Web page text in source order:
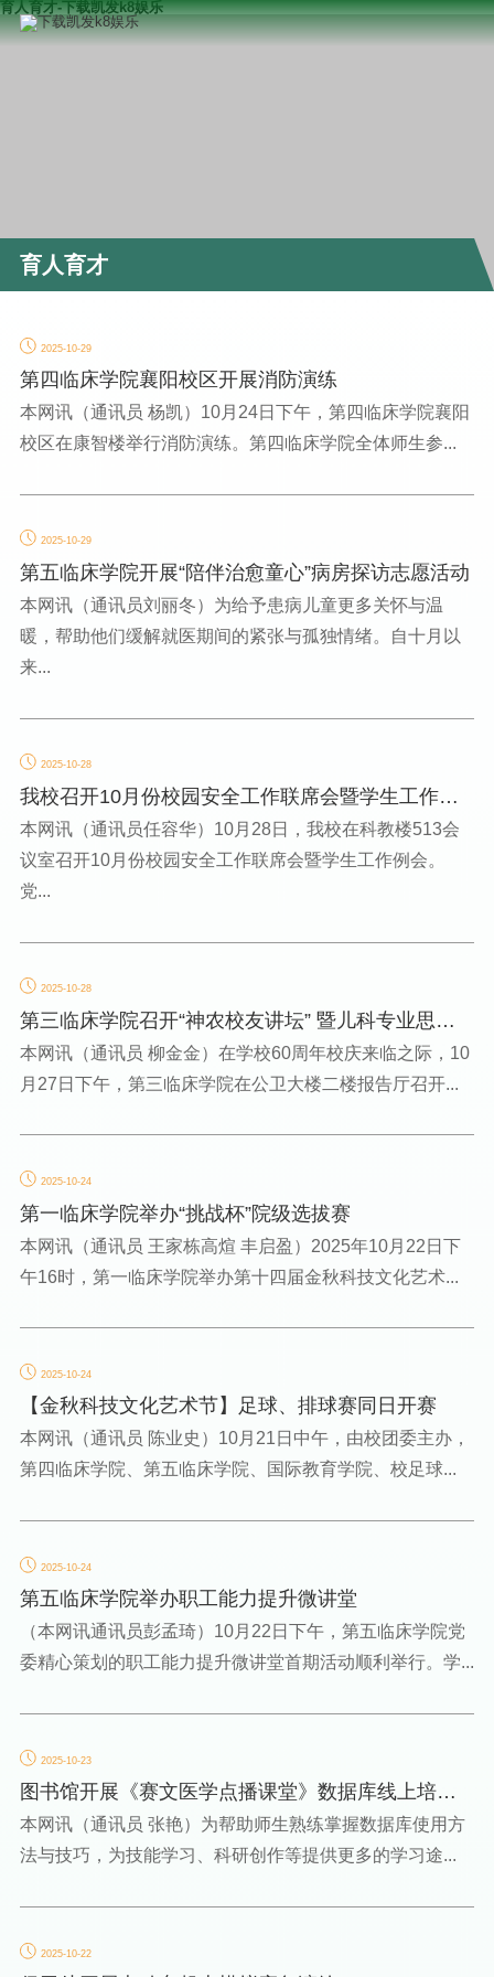
育人育才-下载凯发k8娱乐
育人育才
2025-10-29
第四临床学院襄阳校区开展消防演练
本网讯（通讯员 杨凯）10月24日下午，第四临床学院襄阳
校区在康智楼举行消防演练。第四临床学院全体师生参...
2025-10-29
第五临床学院开展“陪伴治愈童心”病房探访志愿活动
本网讯（通讯员刘丽冬）为给予患病儿童更多关怀与温
暖，帮助他们缓解就医期间的紧张与孤独情绪。自十月以
来...
2025-10-28
我校召开10月份校园安全工作联席会暨学生工作例
会
本网讯（通讯员任容华）10月28日，我校在科教楼513会
议室召开10月份校园安全工作联席会暨学生工作例会。
党...
2025-10-28
第三临床学院召开“神农校友讲坛” 暨儿科专业思想
教育大会
本网讯（通讯员 柳金金）在学校60周年校庆来临之际，10
月27日下午，第三临床学院在公卫大楼二楼报告厅召开...
2025-10-24
第一临床学院举办“挑战杯”院级选拔赛
本网讯（通讯员 王家栋高煊 丰启盈）2025年10月22日下
午16时，第一临床学院举办第十四届金秋科技文化艺术...
2025-10-24
【金秋科技文化艺术节】足球、排球赛同日开赛
本网讯（通讯员 陈业史）10月21日中午，由校团委主办，
第四临床学院、第五临床学院、国际教育学院、校足球...
2025-10-24
第五临床学院举办职工能力提升微讲堂
（本网讯通讯员彭孟琦）10月22日下午，第五临床学院党
委精心策划的职工能力提升微讲堂首期活动顺利举行。学...
2025-10-23
图书馆开展《赛文医学点播课堂》数据库线上培训
讲座
本网讯（通讯员 张艳）为帮助师生熟练掌握数据库使用方
法与技巧，为技能学习、科研创作等提供更多的学习途...
2025-10-22